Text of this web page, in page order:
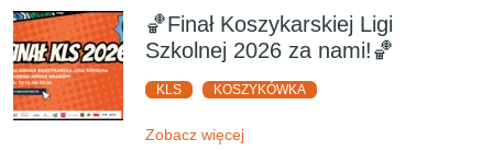
🏀Finał Koszykarskiej Ligi
Szkolnej 2026 za nami!🏀
KLS KOSZYKÓWKA
Zobacz więcej